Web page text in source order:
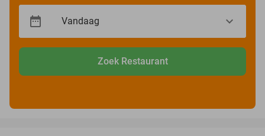
Zoek Restaurant